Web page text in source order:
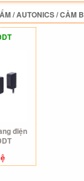
/AUTONICS/CẢM
điện